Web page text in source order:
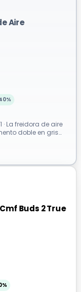
Aire
· La freidora de aire
doble en gris
cocinar do...
Buds 2 True